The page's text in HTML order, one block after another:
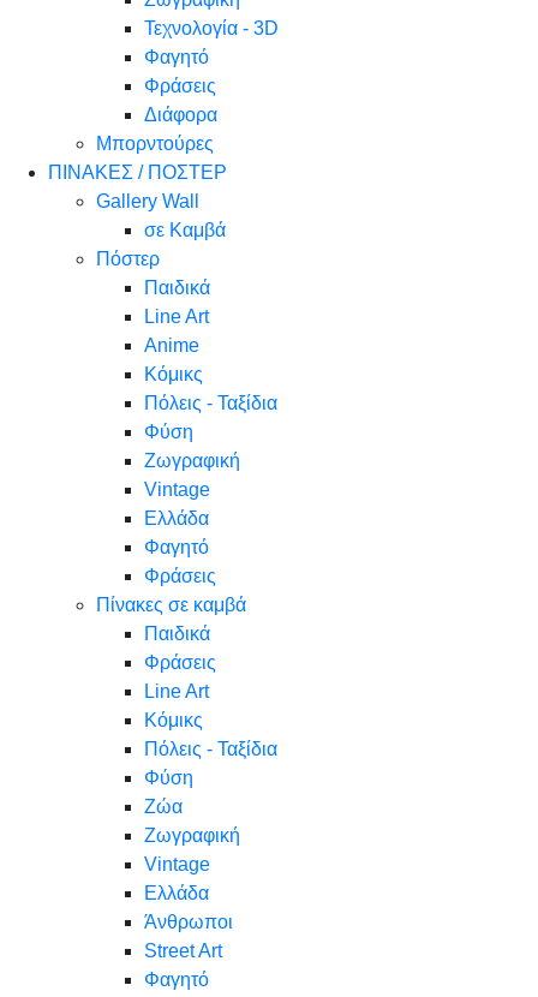
Τεχνολογία - 3D
Φαγητό
Φράσεις
Διάφορα
Μπορντούρες
ΠΙΝΑΚΕΣ / ΠΟΣΤΕΡ
Gallery Wall
σε Καμβά
Πόστερ
Παιδικά
Line Art
Anime
Κόμικς
Πόλεις - Ταξίδια
Φύση
Ζωγραφική
Vintage
Ελλάδα
Φαγητό
Φράσεις
Πίνακες σε καμβά
Παιδικά
Φράσεις
Line Art
Κόμικς
Πόλεις - Ταξίδια
Φύση
Ζώα
Ζωγραφική
Vintage
Ελλάδα
Άνθρωποι
Street Art
Φαγητό